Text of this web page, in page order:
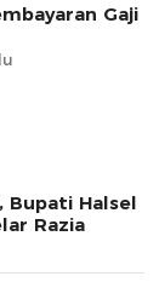
Gaji
Bupati Halsel
Razia